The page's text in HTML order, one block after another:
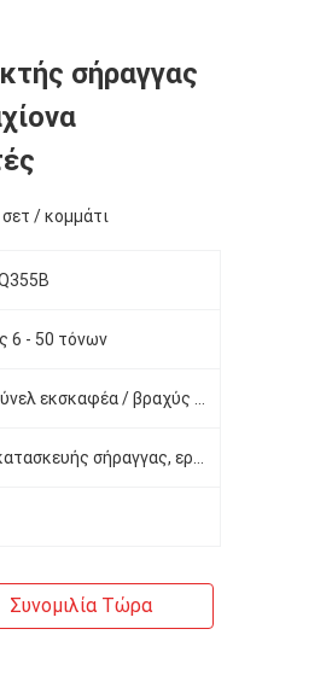
σήραγγας
σετ / κομμάτι
6 - 50 τόνων
Συνομιλία Τώρα